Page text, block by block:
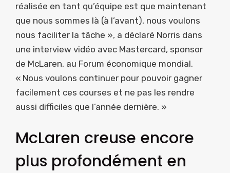
réalisée en tant qu’équipe est que maintenant
que nous sommes là (à l’avant), nous voulons
nous faciliter la tâche », a déclaré Norris dans
une interview vidéo avec Mastercard, sponsor
de McLaren, au Forum économique mondial.
« Nous voulons continuer pour pouvoir gagner
facilement ces courses et ne pas les rendre
aussi difficiles que l’année dernière. »
McLaren creuse encore
plus profondément en